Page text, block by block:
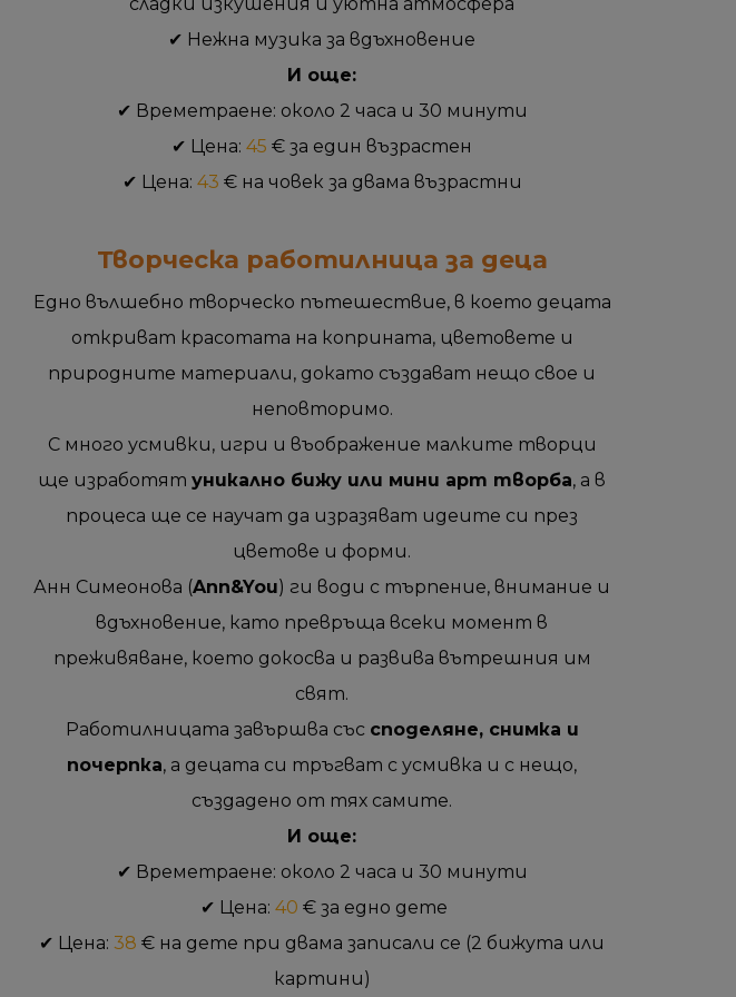
✔ Нежна музика за вдъхновение
И още:
✔ Времетраене: около 2 часа и 30 минути
✔ Цена: 45 € за един възрастен
✔ Цена: 43 € на човек за двама възрастни
Творческа работилница за деца
Едно вълшебно творческо пътешествие, в което децата
откриват красотата на коприната, цветовете и
природните материали, докато създават нещо свое и
неповторимо.
С много усмивки, игри и въображение малките творци
ще изработят уникално бижу или мини арт творба, а в
процеса ще се научат да изразяват идеите си през
цветове и форми.
Анн Симеонова (Ann&You) ги води с търпение, внимание и
вдъхновение, като превръща всеки момент в
преживяване, което докосва и развива вътрешния им
свят.
Работилницата завършва със споделяне, снимка и
почерпка, а децата си тръгват с усмивка и с нещо,
създадено от тях самите.
И още:
✔ Времетраене: около 2 часа и 30 минути
✔ Цена: 40 € за едно дете
✔ Цена: 38 € на дете при двама записали се (2 бижута или
картини)